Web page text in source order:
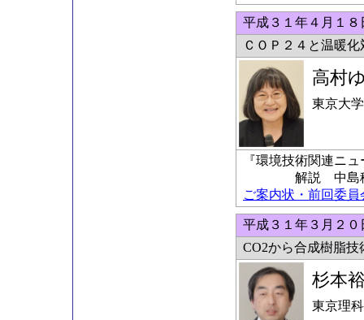
平成３１年４月１
ＣＯＰ２４と温暖
高村
東京大
『環境技術関連ニ
解説 中島稔科
ご案内状・前回委員
平成３１年３月２
CO2から合成樹脂技
杉本
東京理